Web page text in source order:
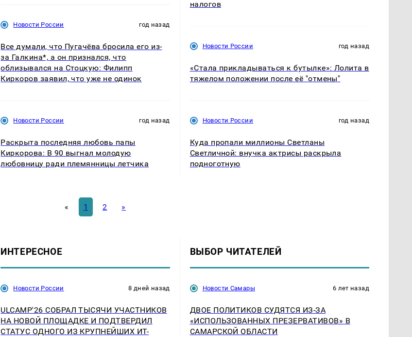
Новости России год назад
Все думали, что Пугачёва бросила его из-
за Галкина*, а он признался, что
облизывался на Стоцкую: Филипп
Киркоров заявил, что уже не одинок
Новости России год назад
Раскрыта последняя любовь папы
Киркорова: В 90 выгнал молодую
любовницу ради племянницы летчика
налогов
Новости России год назад
«Стала прикладываться к бутылке»: Лолита в
тяжелом положении после её "отмены"
Новости России год назад
Куда пропали миллионы Светланы
Светличной: внучка актрисы раскрыла
подноготную
« 1 2 »
ИНТЕРЕСНОЕ
Новости России 8 дней назад
ULCAMP'26 СОБРАЛ ТЫСЯЧИ УЧАСТНИКОВ
НА НОВОЙ ПЛОЩАДКЕ И ПОДТВЕРДИЛ
СТАТУС ОДНОГО ИЗ КРУПНЕЙШИХ ИТ-
ВЫБОР ЧИТАТЕЛЕЙ
Новости Самары 6 лет назад
ДВОЕ ПОЛИТИКОВ СУДЯТСЯ ИЗ-ЗА
«ИСПОЛЬЗОВАННЫХ ПРЕЗЕРВАТИВОВ» В
САМАРСКОЙ ОБЛАСТИ